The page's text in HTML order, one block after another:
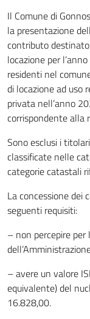
Il Comune di
la presentazione
contributo
locazione per
residenti nel
di locazione ad uso
privata nell’anno
corrispondente alla
Sono esclusi i
classificate nelle
categorie catastali
La concessione dei
seguenti requisiti:
– non percepire
– avere un valore
equivalente) del
16.828,00.